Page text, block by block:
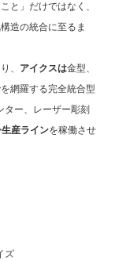
と」だけではなく、
造の統合に至るま
、 アイクスは金型、
網羅する完全統合型
ー、レーザー彫刻
産ラインを稼働させ
ズ